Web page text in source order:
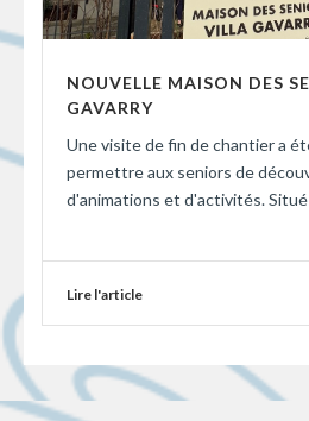
NOUVELLE MAISON DES
GAVARRY
Une visite de fin de chantier a
permettre aux seniors de
d'animations et d'activités. Situé
Lire l'article